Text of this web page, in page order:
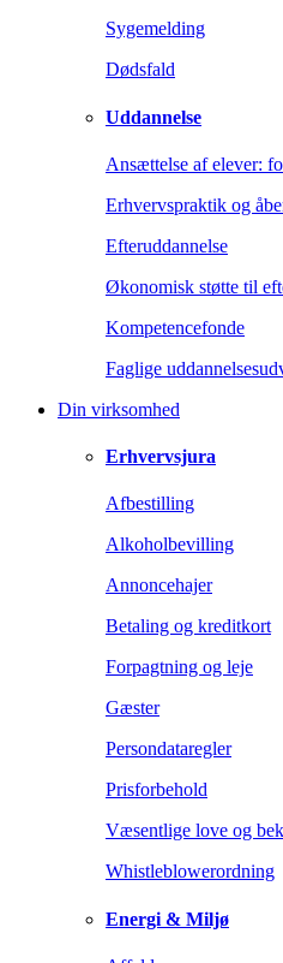
Sygemelding
Dødsfald
Uddannelse
Ansættelse af elever:
Erhvervspraktik og
Efteruddannelse
Økonomisk støtte til
Kompetencefonde
Faglige
Din virksomhed
Erhvervsjura
Afbestilling
Alkoholbevilling
Annoncehajer
Betaling og kreditkort
Forpagtning og leje
Gæster
Persondataregler
Prisforbehold
Væsentlige love og
Whistleblowerordning
Energi & Miljø